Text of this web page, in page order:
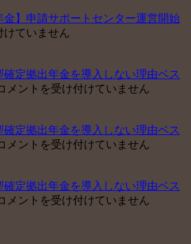
金】申請サポートセンター運営開始東
申
ー
けていません
確定拠出年金を導入しない理由ベス
メントを受け付けていません
確定拠出年金を導入しない理由ベス
メントを受け付けていません
確定拠出年金を導入しない理由ベス
メントを受け付けていません